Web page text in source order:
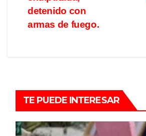
detenido con
armas de fuego.
TE PUEDE INTERESAR